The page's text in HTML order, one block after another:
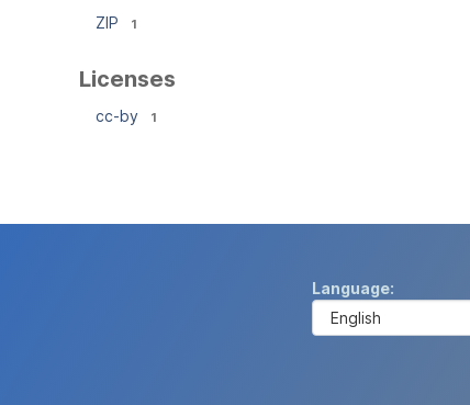
ZIP 1
Licenses
cc-by 1
Language